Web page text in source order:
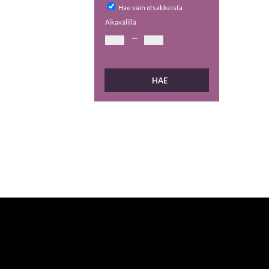
Hae vain otsakkeista
Aikavälillä
—